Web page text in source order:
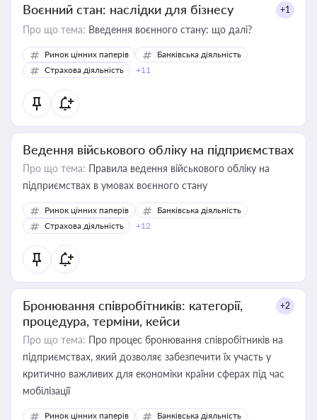
Воєнний стан: наслідки для бізнесу +1
Про що тема: Введення воєнного стану: що далі?
Ринок цінних паперів
Банківська діяльність
Страхова діяльність
+11
Ведення військового обліку на підприємствах
Про що тема: Правила ведення військового обліку на
підприємствах в умовах воєнного стану
Ринок цінних паперів
Банківська діяльність
Страхова діяльність
+12
Бронювання співробітників: категорії,
процедура, терміни, кейси
+2
Про що тема: Про процес бронювання співробітників на
підприємствах, який дозволяє забезпечити їх участь у
критично важливих для економіки країни сферах під час
мобілізації
Ринок цінних паперів
Банківська діяльність